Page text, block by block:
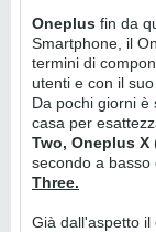
Oneplus fin da
Smartphone, il
termini di
utenti e con il suo
Da pochi giorni è
casa per
Two, Oneplus X
secondo a
Three.
Già dall'aspetto il